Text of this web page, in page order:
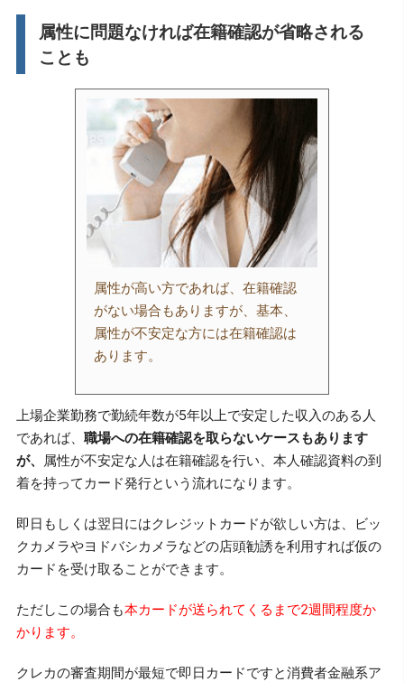
属性に問題なければ在籍確認が省略される
ことも
属性が高い方であれば、在籍確認
がない場合もありますが、基本、
属性が不安定な方には在籍確認は
あります。
上場企業勤務で勤続年数が5年以上で安定した収入のある人
であれば、 職場への在籍確認を取らないケースもあります
が、
属性が不安定な人は在籍確認を行い、本人確認資料の到
着を持ってカード発行という流れになります。
即日もしくは翌日にはクレジットカードが欲しい方は、ビッ
クカメラやヨドバシカメラなどの店頭勧誘を利用すれば仮の
カードを受け取ることができます。
ただしこの場合も本カードが送られてくるまで2週間程度か
かります。
クレカの審査期間が最短で即日カードですと消費者金融系ア